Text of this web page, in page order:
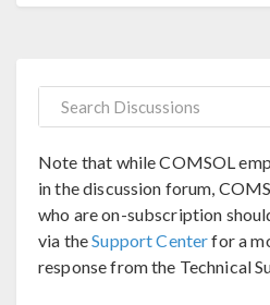
Note that while COMSOL
in the discussion forum,
who are on-subscription
via theSupport Centerfor a
response from the Technical